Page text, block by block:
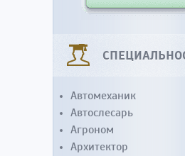
Автомеханик
Автослесарь
Агроном
Архитектор